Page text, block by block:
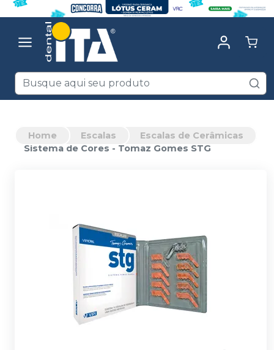
Home Escalas
Escalas de Cerâmicas
Sistema de Cores - Tomaz Gomes STG